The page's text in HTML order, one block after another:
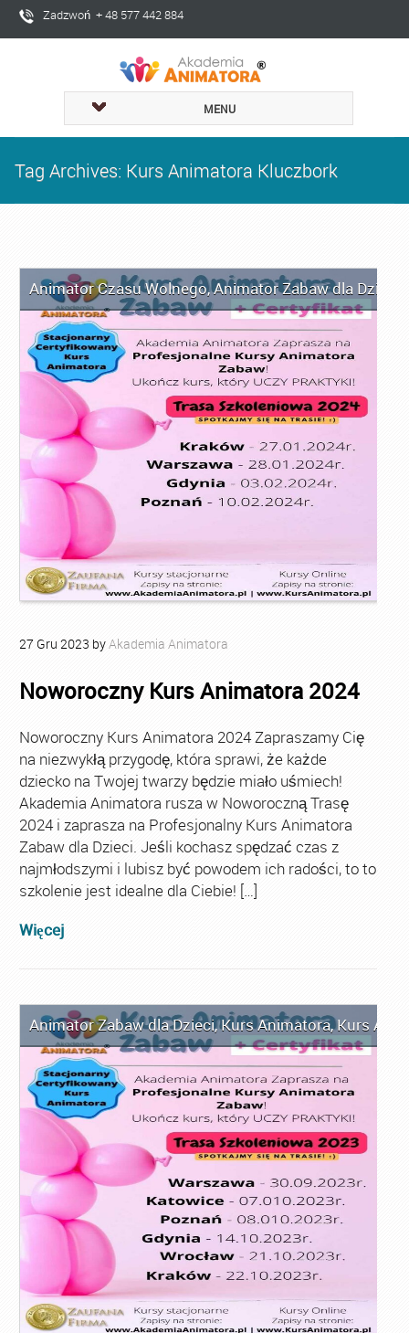
Zadzwoń + 48 577 442 884
MENU
Tag Archives: Kurs Animatora Kluczbork
Animator Czasu Wolnego,Animator Zabaw dla Dzieci
27 Gru 2023 byAkademia Animatora
Noworoczny Kurs Animatora 2024
Noworoczny Kurs Animatora 2024 Zapraszamy Cię
na niezwykłą przygodę, która sprawi, że każde
dziecko na Twojej twarzy będzie miało uśmiech!
Akademia Animatora rusza w Noworoczną Trasę
2024 i zaprasza na Profesjonalny Kurs Animatora
Zabaw dla Dzieci. Jeśli kochasz spędzać czas z
najmłodszymi i lubisz być powodem ich radości, to to
szkolenie jest idealne dla Ciebie! […]
Więcej
Animator Zabaw dla Dzieci,Kurs Animatora,Kurs